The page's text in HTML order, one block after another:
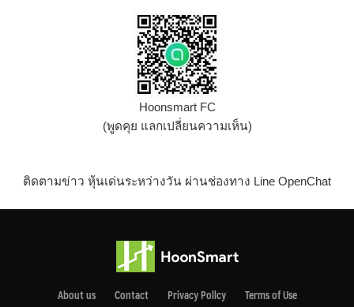
Hoonsmart FC
(พูดคุย แลกเปลี่ยนความเห็น)
ติดตามข่าว หุ้นเด่นระหว่างวัน ผ่านช่องทาง Line OpenChat
About us Contact Privacy Pollcy Terms of Use